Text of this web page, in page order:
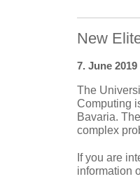
New
7. June 2019
The
Computing
Bavaria.
complex
If you are
information